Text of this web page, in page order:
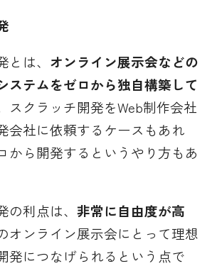
は、 オンライン展示会などの
ステムをゼロから独自構築して
スクラッチ開発をWeb制作会社
会社に依頼するケースもあれ
から開発するというやり方もあ
の利点は、非常に自由度が高
オンライン展示会にとって理想
発につなげられるという点で